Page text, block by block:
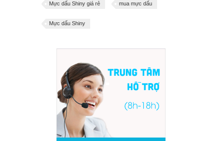
Mực dấu Shiny giá rẻ mua mực dấu
Mực dấu Shiny